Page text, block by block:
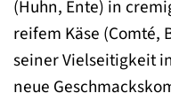
(Huhn, Ente) in
reifem Käse (Comté,
seiner Vielseitigkeit
neue